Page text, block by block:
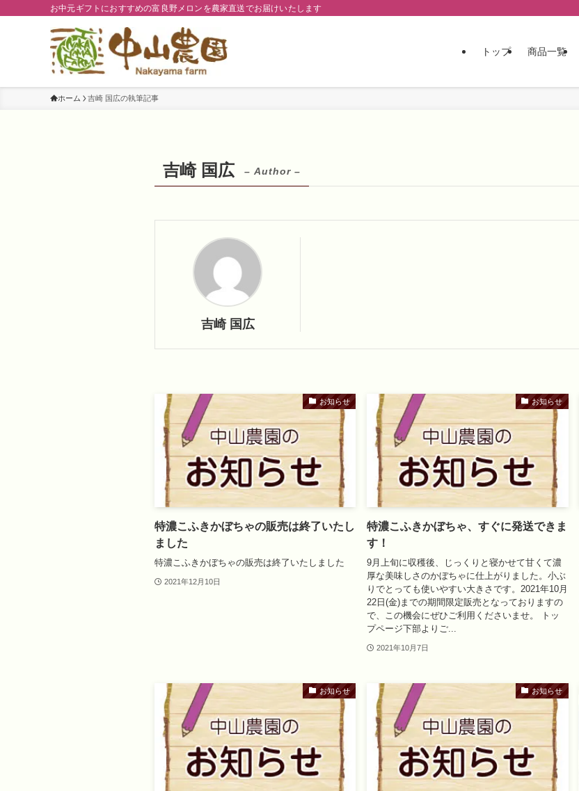
お中元ギフトにおすすめの富良野メロンを農家直送でお届けいたします
トップ 商品一覧
ホーム 吉崎 国広の執筆記事
吉崎 国広 – Author –
吉崎 国広
お知らせ
特濃こふきかぼちゃの販売は終了いたし
ました
特濃こふきかぼちゃの販売は終了いたしました
2021年12月10日
お知らせ
特濃こふきかぼちゃ、すぐに発送できま
す！
9月上旬に収穫後、じっくりと寝かせて甘くて濃
厚な美味しさのかぼちゃに仕上がりました。小ぶ
りでとっても使いやすい大きさです。2021年10月
22日(金)までの期間限定販売となっておりますの
で、この機会にぜひご利用くださいませ。 トッ
プページ下部よりご...
2021年10月7日
お知らせ お知らせ